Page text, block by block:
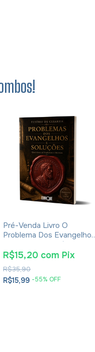
Pré-Venda Livro O
Problema Dos Evangelhos
E Soluções- Eusébio De
Cesareia
R$15,99 -55% OFF
R$35,90
R$15,20 com Pix